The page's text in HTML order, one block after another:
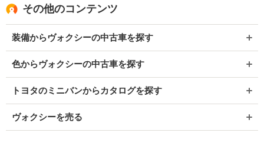
その他のコンテンツ
装備からヴォクシーの中古車を探す
色からヴォクシーの中古車を探す
トヨタのミニバンからカタログを探す
ヴォクシーを売る